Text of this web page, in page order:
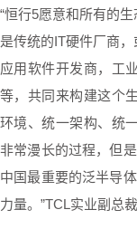
“恒行5愿意和所有的
是传统的IT硬件厂商
应用软件开发商，工
等，共同来构建这个
环境、统一架构、统
非常漫长的过程，但
中国最重要的泛半导
力量。”TCL实业副总